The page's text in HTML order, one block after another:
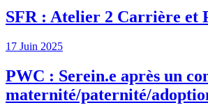
SFR : Atelier 2 Carrière et
17 Juin 2025
PWC : Serein.e après un
maternité/paternité/